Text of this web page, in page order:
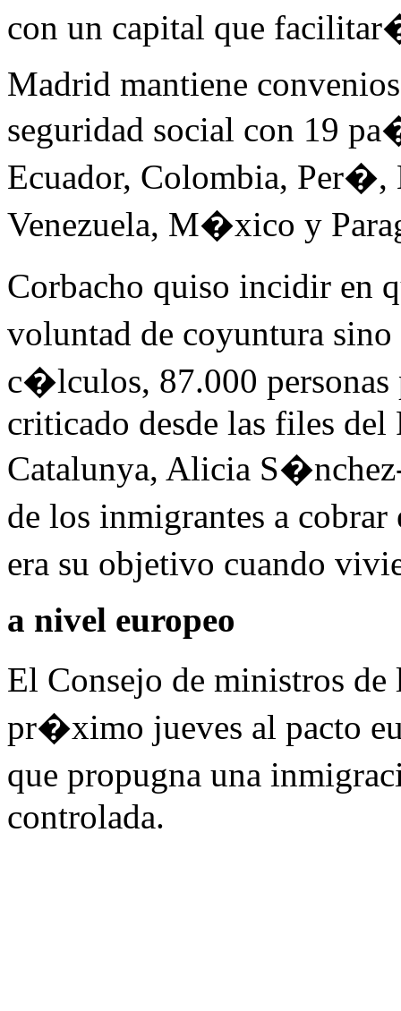
con un capital que
Madrid mantiene
seguridad social con 19
Ecuador, Colombia,
Venezuela, M�xico y
Corbacho quiso incidir en
voluntad de coyuntura
c�lculos, 87.000 personas
criticado desde las files del
Catalunya, Alicia
de los inmigrantes a
era su objetivo cuando
a nivel europeo
El Consejo de ministros
pr�ximo jueves al pacto
que propugna una
controlada.